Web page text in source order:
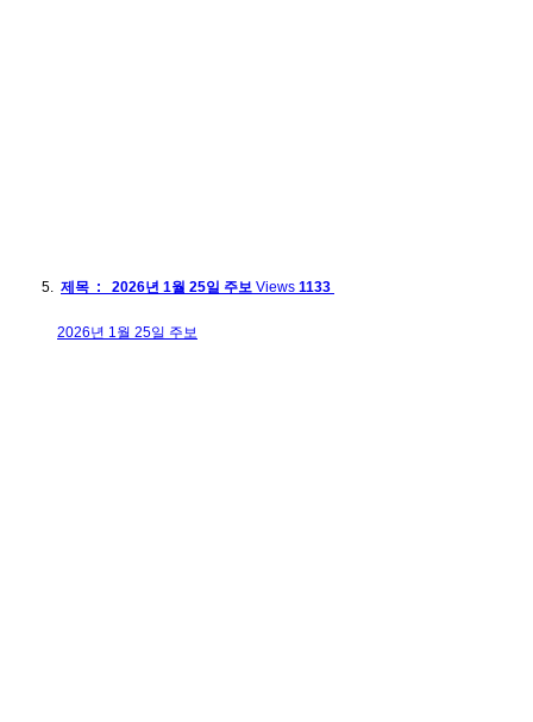
제목 : 2026년 1월 25일 주보 Views 1133
2026년 1월 25일 주보